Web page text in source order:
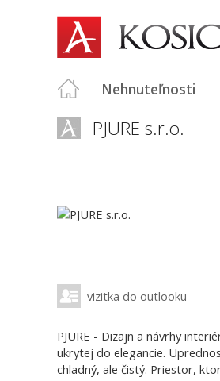
Nehnuteľnosti
PJURE s.r.o.
vizitka do outlooku
PJURE - Dizajn a návrhy
ukrytej do elegancie.
chladný, ale čistý. Priestor,